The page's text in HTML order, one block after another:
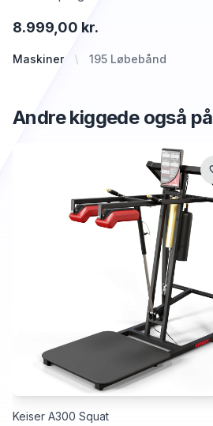
Maskiner 195 Løbebånd
8.999,00 kr.
Andre kiggede også på
Keiser A300 Squat